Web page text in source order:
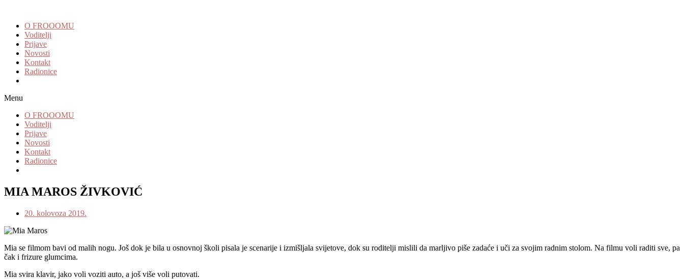
O FROOOMU
Voditelji
Prijave
Novosti
Kontakt
Radionice
Menu
O FROOOMU
Voditelji
Prijave
Novosti
Kontakt
Radionice
MIA MAROS ŽIVKOVIĆ
20. kolovoza 2019.
Mia se filmom bavi od malih nogu. Još dok je bila u osnovnoj školi pisala je scenarije i izmišljala svijetove, dok su roditelji mislili da marljivo piše zadaće i uči za svojim radnim stolom. Na filmu voli raditi sve, pa
čak i frizure glumcima.
Mia svira klavir, jako voli voziti auto, a još više voli putovati.